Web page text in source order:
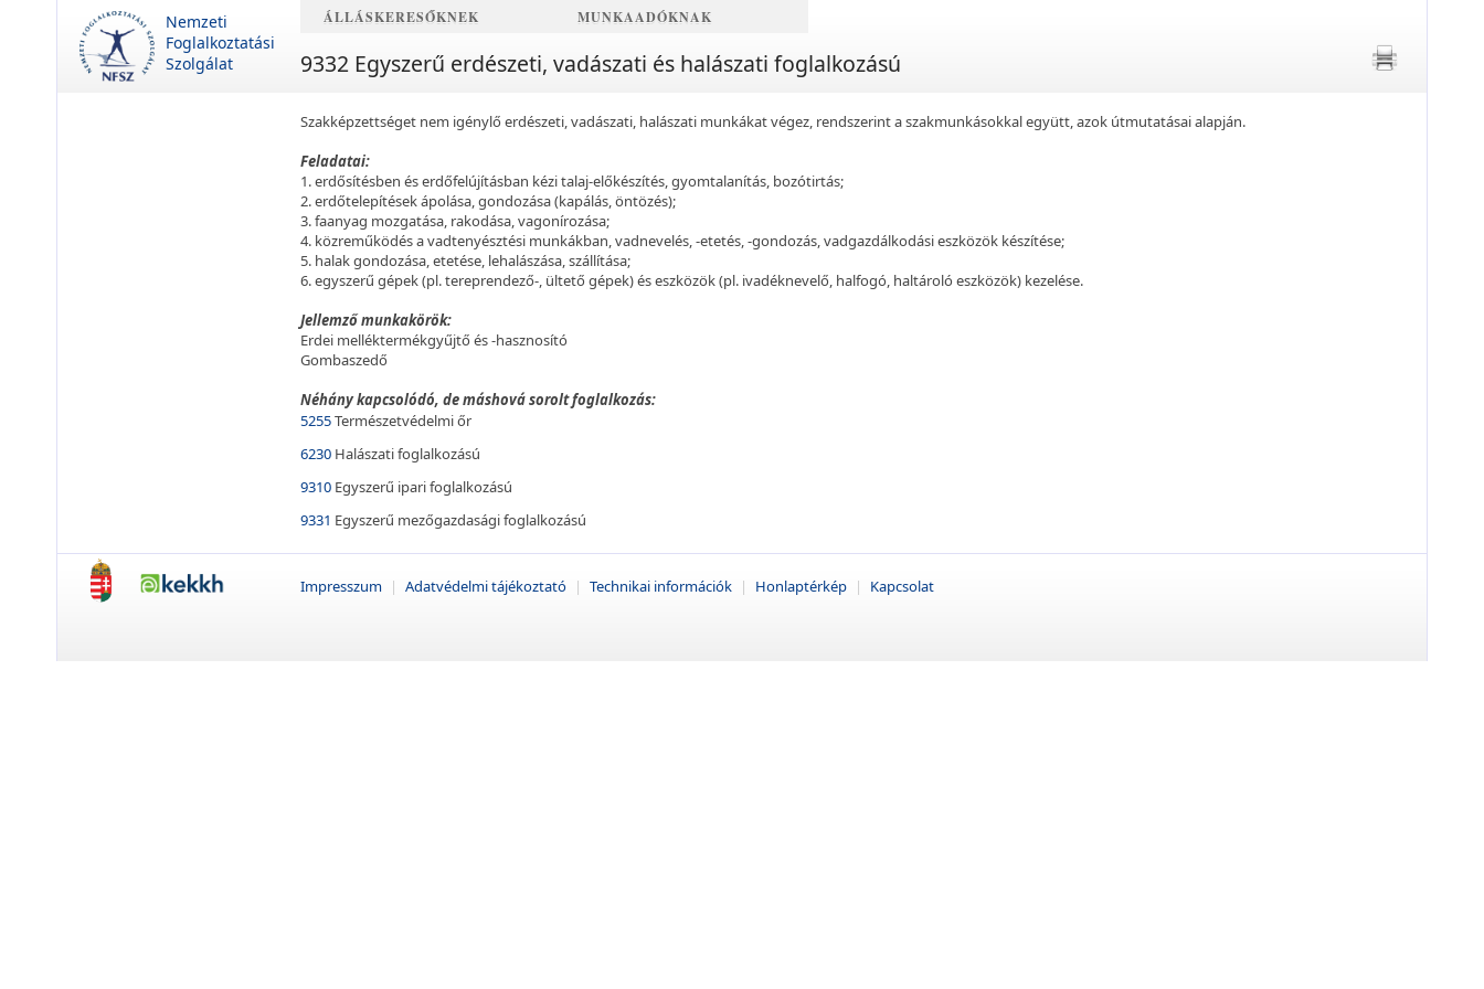
Nemzeti
Foglalkoztatási
Szolgálat
ÁLLÁSKERESŐKNEK MUNKAADÓKNAK
9332 Egyszerű erdészeti, vadászati és halászati foglalkozású
Szakképzettséget nem igénylő erdészeti, vadászati, halászati munkákat végez, rendszerint a szakmunkásokkal együtt, azok útmutatásai alapján.
Feladatai:
1. erdősítésben és erdőfelújításban kézi talaj-előkészítés, gyomtalanítás, bozótirtás;
2. erdőtelepítések ápolása, gondozása (kapálás, öntözés);
3. faanyag mozgatása, rakodása, vagonírozása;
4. közreműködés a vadtenyésztési munkákban, vadnevelés, -etetés, -gondozás, vadgazdálkodási eszközök készítése;
5. halak gondozása, etetése, lehalászása, szállítása;
6. egyszerű gépek (pl. tereprendező-, ültető gépek) és eszközök (pl. ivadéknevelő, halfogó, haltároló eszközök) kezelése.
Jellemző munkakörök:
Erdei melléktermékgyűjtő és -hasznosító
Gombaszedő
Néhány kapcsolódó, de máshová sorolt foglalkozás:
5255Természetvédelmi őr
6230 Halászati foglalkozású
9310 Egyszerű ipari foglalkozású
9331 Egyszerű mezőgazdasági foglalkozású
Impresszum | Adatvédelmi tájékoztató | Technikai információk | Honlaptérkép | Kapcsolat